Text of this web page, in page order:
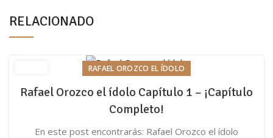
RELACIONADO
RAFAEL OROZCO EL ÍDOLO
Rafael Orozco el ídolo Capítulo 1 – ¡Capítulo
Completo!
En este post encontrarás: Rafael Orozco el ídolo